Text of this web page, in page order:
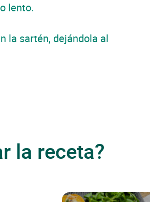
lento.
la sartén, dejándola al
la receta?